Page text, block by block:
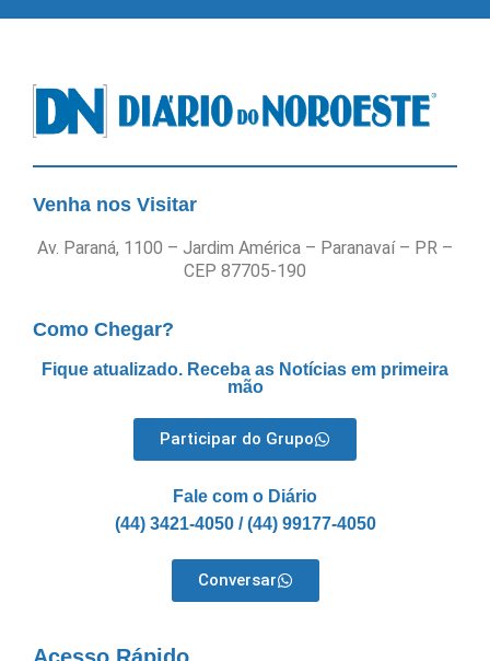
Venha nos Visitar
Av. Paraná, 1100 – Jardim América – Paranavaí – PR –
CEP 87705-190
Como Chegar?
Fique atualizado. Receba as Notícias em primeira
mão
Participar do Grupo
Fale com o Diário
(44) 3421-4050 / (44) 99177-4050
Conversar